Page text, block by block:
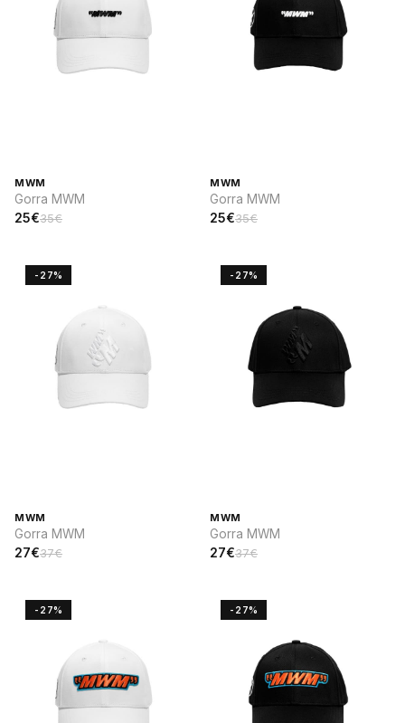
MWM
Gorra MWM
25€35€
MWM
Gorra MWM
25€35€
-27%
MWM
Gorra MWM
27€37€
-27%
MWM
Gorra MWM
27€37€
-27% -27%